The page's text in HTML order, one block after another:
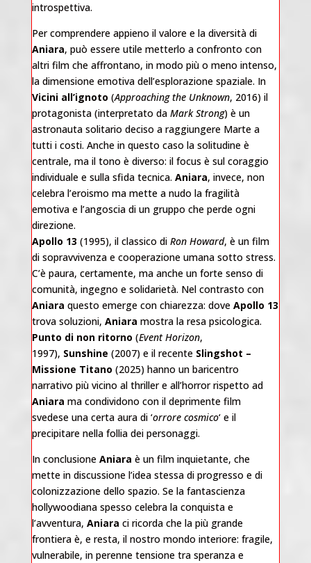
introspettiva.
Per comprendere appieno il valore e la diversità di
Aniara, può essere utile metterlo a confronto con
altri film che affrontano, in modo più o meno intenso,
la dimensione emotiva dell’esplorazione spaziale. In
Vicini all’ignoto (Approaching the Unknown, 2016) il
protagonista (interpretato da Mark Strong) è un
astronauta solitario deciso a raggiungere Marte a
tutti i costi. Anche in questo caso la solitudine è
centrale, ma il tono è diverso: il focus è sul coraggio
individuale e sulla sfida tecnica. Aniara, invece, non
celebra l’eroismo ma mette a nudo la fragilità
emotiva e l’angoscia di un gruppo che perde ogni
direzione.
Apollo 13 (1995), il classico di Ron Howard, è un film
di sopravvivenza e cooperazione umana sotto stress.
C’è paura, certamente, ma anche un forte senso di
comunità, ingegno e solidarietà. Nel contrasto con
Aniara questo emerge con chiarezza: dove Apollo 13
trova soluzioni, Aniara mostra la resa psicologica.
Punto di non ritorno (Event Horizon,
1997), Sunshine (2007) e il recente Slingshot –
Missione Titano (2025) hanno un baricentro
narrativo più vicino al thriller e all’horror rispetto ad
Aniara ma condividono con il deprimente film
svedese una certa aura di ‘orrore cosmico‘ e il
precipitare nella follia dei personaggi.
In conclusione Aniara è un film inquietante, che
mette in discussione l’idea stessa di progresso e di
colonizzazione dello spazio. Se la fantascienza
hollywoodiana spesso celebra la conquista e
l’avventura, Aniara ci ricorda che la più grande
frontiera è, e resta, il nostro mondo interiore: fragile,
vulnerabile, in perenne tensione tra speranza e